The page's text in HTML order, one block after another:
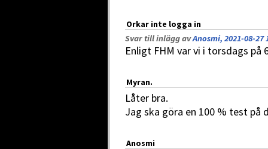
Orkar inte logga in
Svar till inlägg avAnosmi, 2021-08-27
Enligt FHM var vi i torsdags på
Myran.
Låter bra.
Jag ska göra en 100 % test på
Anosmi